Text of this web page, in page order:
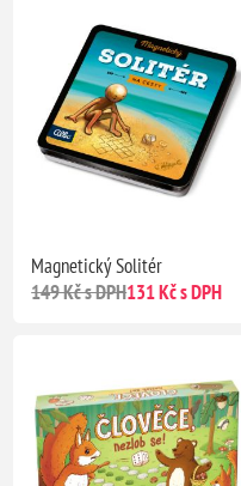
Magnetický Solitér
149 Kč s DPH131 Kč s DPH